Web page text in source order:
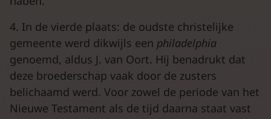
4. In de vierde plaats: de oudste christelijke
gemeente werd dikwijls een philadelphia
genoemd, aldus J. van Oort. Hij benadrukt dat
deze broederschap vaak door de zusters
belichaamd werd. Voor zowel de periode van het
Nieuwe Testament als de tijd daarna staat vast